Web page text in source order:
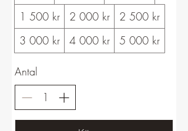
1 500 kr
2 000 kr
2 500 kr
3 000 kr
4 000 kr 5 000 kr
Antal